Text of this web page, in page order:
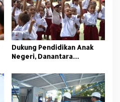
Dukung Pendidikan Anak
Negeri, Danantara
Ribuan Paket Sekolah